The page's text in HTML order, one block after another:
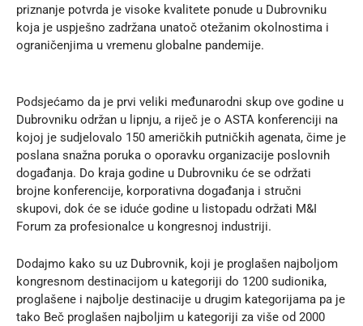
priznanje potvrda je visoke kvalitete ponude u Dubrovniku
koja je uspješno zadržana unatoč otežanim okolnostima i
ograničenjima u vremenu globalne pandemije.
Podsjećamo da je prvi veliki međunarodni skup ove godine u
Dubrovniku održan u lipnju, a riječ je o ASTA konferenciji na
kojoj je sudjelovalo 150 američkih putničkih agenata, čime je
poslana snažna poruka o oporavku organizacije poslovnih
događanja. Do kraja godine u Dubrovniku će se održati
brojne konferencije, korporativna događanja i stručni
skupovi, dok će se iduće godine u listopadu održati M&I
Forum za profesionalce u kongresnoj industriji.
Dodajmo kako su uz Dubrovnik, koji je proglašen najboljom
kongresnom destinacijom u kategoriji do 1200 sudionika,
proglašene i najbolje destinacije u drugim kategorijama pa je
tako Beč proglašen najboljim u kategoriji za više od 2000